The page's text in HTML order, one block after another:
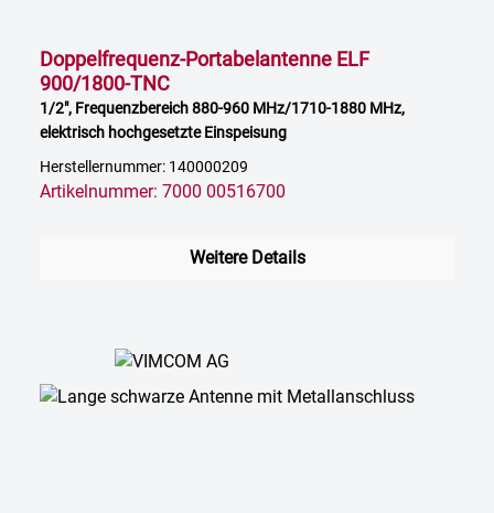
Doppelfrequenz-Portabelantenne ELF
900/1800-TNC
1/2", Frequenzbereich 880-960 MHz/1710-1880 MHz,
elektrisch hochgesetzte Einspeisung
Herstellernummer: 140000209
Artikelnummer: 7000 00516700
Weitere Details